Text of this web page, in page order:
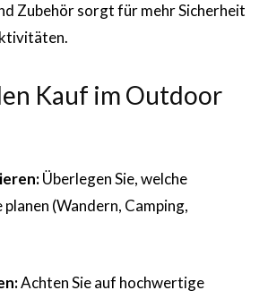
Zubehör sorgt für mehr Sicherheit
Kauf im Outdoor
Überlegen Sie, welche
(Wandern, Camping,
Achten Sie auf hochwertige